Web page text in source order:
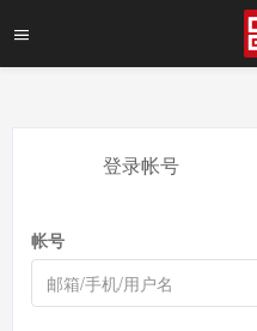
登录帐号
帐号